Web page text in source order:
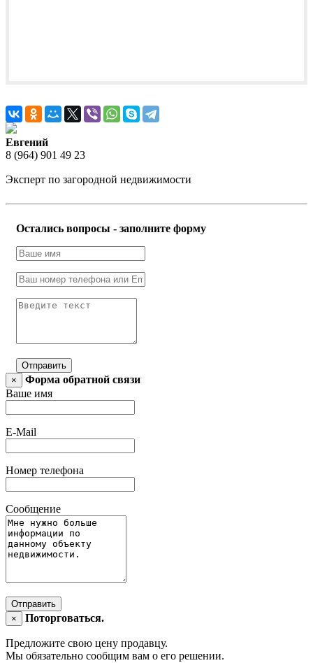
Евгений
8 (964) 901 49 23
Эксперт по загородной недвижимости
Остались вопросы - заполните форму
Отправить
×
Форма обратной связи
Ваше имя
E-Mail
Номер телефона
Сообщение
Отправить
×
Поторговаться.
Предложите свою цену продавцу.
Мы обязательно сообщим вам о его решении.